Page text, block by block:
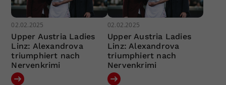
02.02.2025
Upper Austria Ladies
Linz: Alexandrova
triumphiert nach
Nervenkrimi
02.02.2025
Upper Austria Ladies
Linz: Alexandrova
triumphiert nach
Nervenkrimi